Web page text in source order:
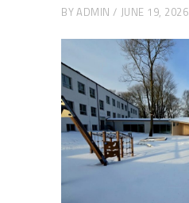
BYADMIN JUNE 19, 2026